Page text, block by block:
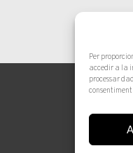
Per
accedir a la
processar